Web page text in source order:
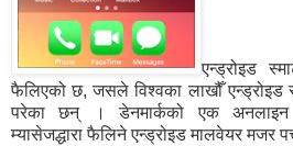
एन्ड्रोइड
फैलिएको छ, जसले विश्वका लाखौँ एन्ड्रोइड
परेका छन् । डेनमार्कको एक अनलाइन
म्यासेजद्धारा फैलिने एन्ड्रोइड मालवेयर मजर